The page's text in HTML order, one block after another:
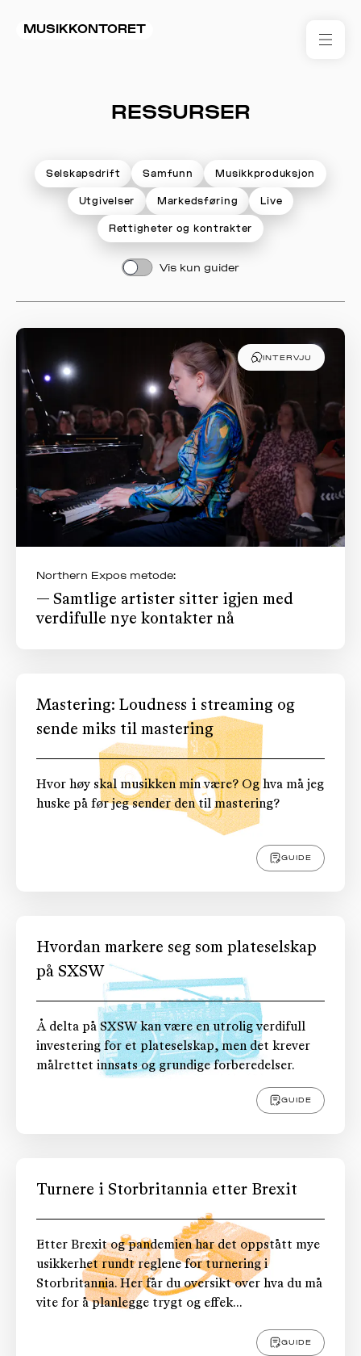
MUSIKKONTORET
OM
RESSURSER
Selskapsdrift Samfunn Musikkproduksjon
Utgivelser Markedsføring Live
Rettigheter og kontrakter
Vis kun guider
INTERVJU
Northern Expos metode:
— Samtlige artister sitter igjen med
verdifulle nye kontakter nå
Mastering: Loudness i streaming og
sende miks til mastering
Hvor høy skal musikken min være? Og hva må jeg
huske på før jeg sender den til mastering?
GUIDE
Hvordan markere seg som plateselskap
på SXSW
Å delta på SXSW kan være en utrolig verdifull
investering for et plateselskap, men det krever
målrettet innsats og grundige forberedelser.
GUIDE
Turnere i Storbritannia etter Brexit
Etter Brexit og pandemien har det oppstått mye
usikkerhet rundt reglene for turnering i
Storbritannia. Her får du oversikt over hva du må
vite for å planlegge trygt og effek...
GUIDE